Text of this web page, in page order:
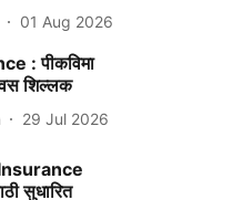
01 Aug 2026
: पीकविमा
शिल्लक
29 Jul 2026
सुधारित